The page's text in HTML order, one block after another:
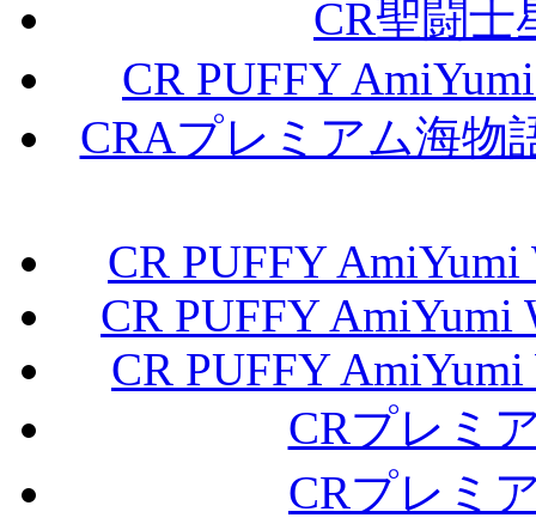
CR聖闘士
CR PUFFY
CRAプレミアム海物
CR PUFFY
CR PUFFY AmiYumi
CR PUFFY
CRプレミ
CRプレミ